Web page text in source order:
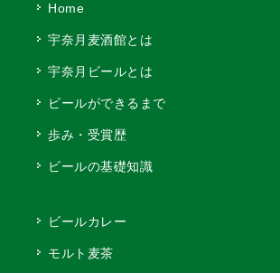
Home
宇奈月麦酒館とは
宇奈月ビールとは
ビールができるまで
歩み・受賞歴
ビールの基礎知識
ビールカレー
モルト麦茶